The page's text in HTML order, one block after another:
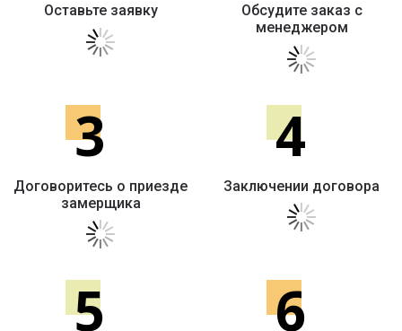
Оставьте заявку
Обсудите заказ с
менеджером
3
Договоритесь о приезде
замерщика
4
Заключении договора
5 6